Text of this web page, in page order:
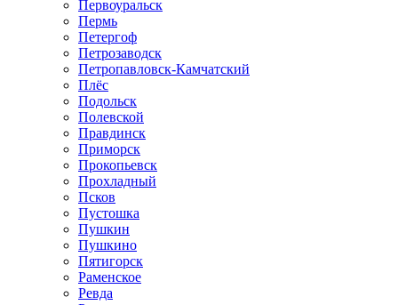
Первоуральск
Пермь
Петергоф
Петрозаводск
Петропавловск-Камчатский
Плёс
Подольск
Полевской
Правдинск
Приморск
Прокопьевск
Прохладный
Псков
Пустошка
Пушкин
Пушкино
Пятигорск
Раменское
Ревда